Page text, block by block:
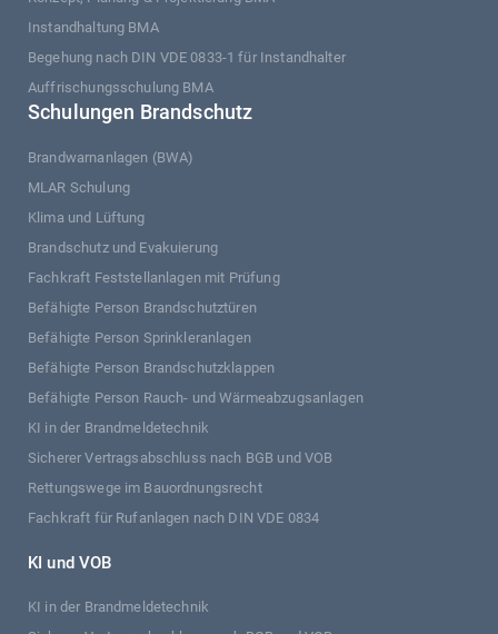
Instandhaltung BMA
Begehung nach DIN VDE 0833-1 für Instandhalter
Auffrischungsschulung BMA
Schulungen Brandschutz
Brandwarnanlagen (BWA)
MLAR Schulung
Klima und Lüftung
Brandschutz und Evakuierung
Fachkraft Feststellanlagen mit Prüfung
Befähigte Person Brandschutztüren
Befähigte Person Sprinkleranlagen
Befähigte Person Brandschutzklappen
Befähigte Person Rauch- und Wärmeabzugsanlagen
KI in der Brandmeldetechnik
Sicherer Vertragsabschluss nach BGB und VOB
Rettungswege im Bauordnungsrecht
Fachkraft für Rufanlagen nach DIN VDE 0834
KI und VOB
KI in der Brandmeldetechnik